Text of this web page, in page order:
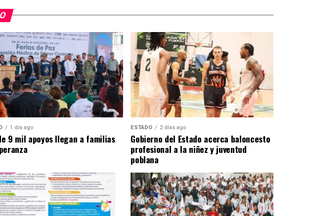
1 día ago
9 mil apoyos llegan a familias
ESTADO 2 días ago
Gobierno del Estado acerca baloncesto
profesional a la niñez y juventud
poblana